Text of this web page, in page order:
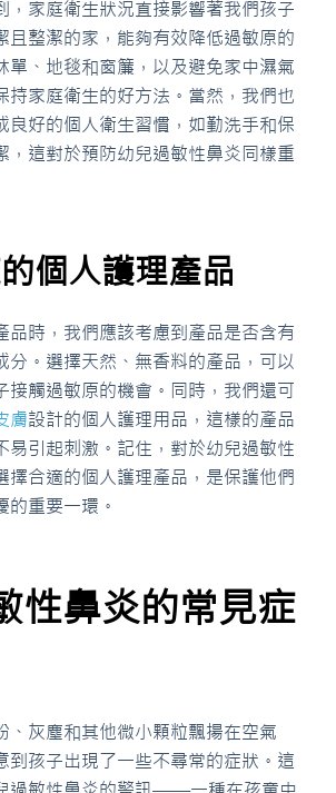
，家庭衛生狀況直接影響著我們孩子
且整潔的家，能夠有效降低過敏原的
單、地毯和窗簾，以及避免家中濕氣
持家庭衛生的好方法。當然，我們也
良好的個人衛生習慣，如勤洗手和保
，這對於預防幼兒過敏性鼻炎同樣重
個人護理產品
品時，我們應該考慮到產品是否含有
分。選擇天然、無香料的產品，可以
接觸過敏原的機會。同時，我們還可
膚設計的個人護理用品，這樣的產品
易引起刺激。記住，對於幼兒過敏性
擇合適的個人護理產品，是保護他們
的重要一環。
性鼻炎的常見症
、灰塵和其他微小顆粒飄揚在空氣
到孩子出現了一些不尋常的症狀。這